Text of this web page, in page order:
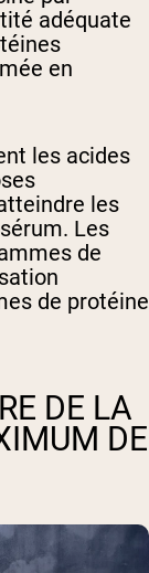
adéquate
en
les acides
les
Les
de
de protéine
DE LA
DE